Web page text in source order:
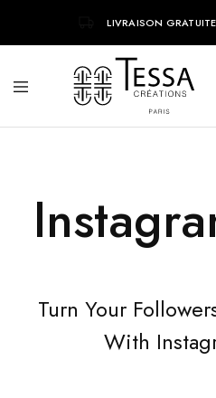
LIVRAISON
Turn Your
With